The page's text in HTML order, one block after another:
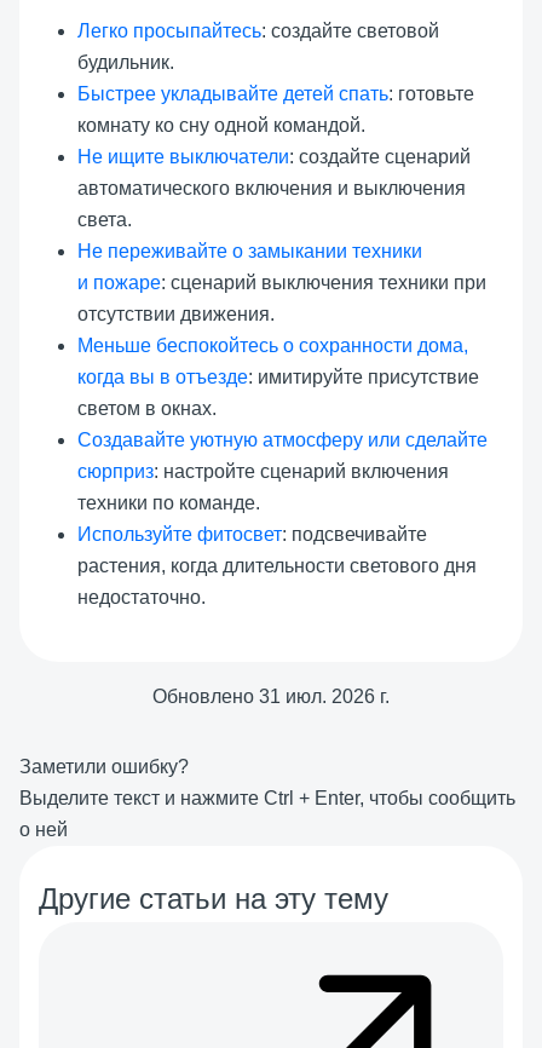
Легко просыпайтесь: создайте световой
будильник.
Быстрее укладывайте детей спать: готовьте
комнату ко сну одной командой.
Не ищите выключатели: создайте сценарий
автоматического включения и выключения
света.
Не переживайте о замыкании техники
и пожаре: сценарий выключения техники при
отсутствии движения.
Меньше беспокойтесь о сохранности дома,
когда вы в отъезде: имитируйте присутствие
светом в окнах.
Создавайте уютную атмосферу или сделайте
сюрприз: настройте сценарий включения
техники по команде.
Используйте фитосвет: подсвечивайте
растения, когда длительности светового дня
недостаточно.
Обновлено 31 июл. 2026 г.
Заметили ошибку?
Выделите текст и нажмите Ctrl + Enter, чтобы сообщить
о ней
Другие статьи на эту тему